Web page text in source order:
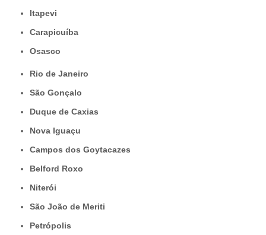
Itapevi
Carapicuíba
Osasco
Rio de Janeiro
São Gonçalo
Duque de Caxias
Nova Iguaçu
Campos dos Goytacazes
Belford Roxo
Niterói
São João de Meriti
Petrópolis